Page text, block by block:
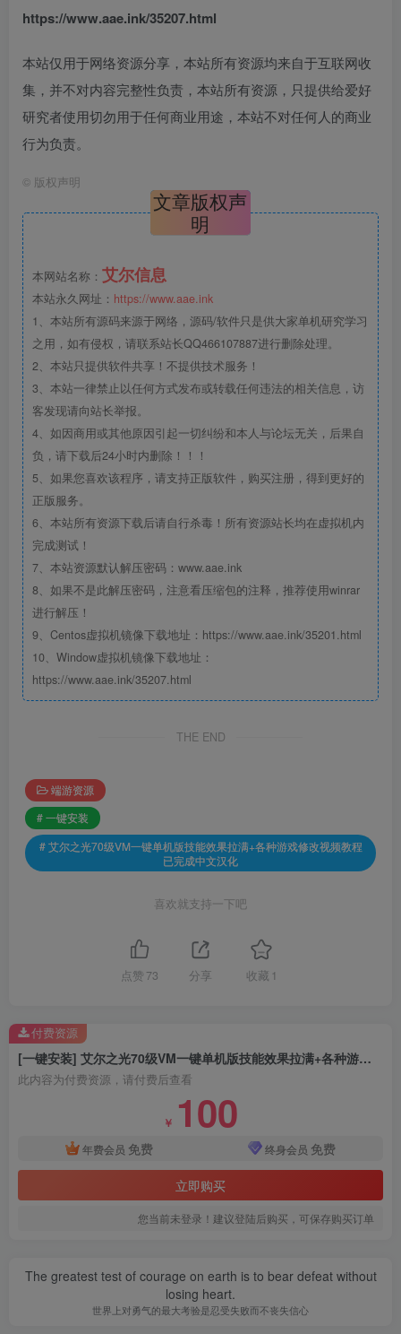
https://www.aae.ink/35207.html
本站仅用于网络资源分享，本站所有资源均来自于互联网收
集，并不对内容完整性负责，本站所有资源，只提供给爱好
研究者使用切勿用于任何商业用途，本站不对任何人的商业
行为负责。
© 版权声明
文章版权声
明
本网站名称： 艾尔信息
本站永久网址： https://www.aae.ink
1、本站所有源码来源于网络，源码/软件只是供大家单机研究学习
之用，如有侵权，请联系站长QQ466107887进行删除处理。
2、本站只提供软件共享！不提供技术服务！
3、本站一律禁止以任何方式发布或转载任何违法的相关信息，访
客发现请向站长举报。
4、如因商用或其他原因引起一切纠纷和本人与论坛无关，后果自
负，请下载后24小时内删除！！！
5、如果您喜欢该程序，请支持正版软件，购买注册，得到更好的
正版服务。
6、本站所有资源下载后请自行杀毒！所有资源站长均在虚拟机内
完成测试！
7、本站资源默认解压密码：www.aae.ink
8、如果不是此解压密码，注意看压缩包的注释，推荐使用winrar
进行解压！
9、Centos虚拟机镜像下载地址：https://www.aae.ink/35201.html
10、Window虚拟机镜像下载地址：
https://www.aae.ink/35207.html
THE END
端游资源
# 一键安装
# 艾尔之光70级VM一键单机版技能效果拉满+各种游戏修改视频教程
已完成中文汉化
喜欢就支持一下吧
点赞 73 分享 收藏 1
[一键安装] 艾尔之光70级VM一键单机版技能效果拉满+各种游戏修改视频教程已完成中文汉化
此内容为付费资源，请付费后查看
￥ 100
年费会员 免费 终身会员 免费
立即购买
您当前未登录！建议登陆后购买，可保存购买订单
付费资源
The greatest test of courage on earth is to bear defeat without
losing heart.
世界上对勇气的最大考验是忍受失败而不丧失信心